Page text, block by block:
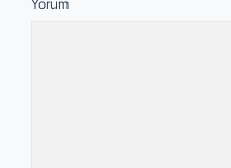
Yorum